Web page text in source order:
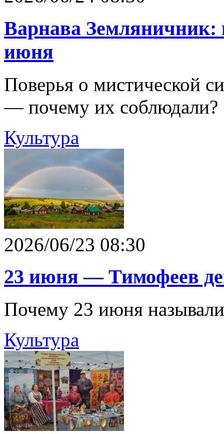
Варнава
июня
Поверья о мистической
— почему их соблюдали?
Культура
2026/06/23 08:30
23 июня — Тимофеев
Почему 23 июня
Культура